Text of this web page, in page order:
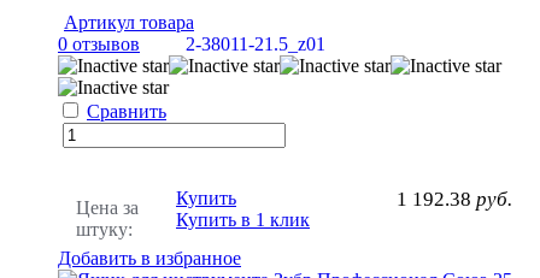
Артикул товара
2-38011-21.5_z01
0 отзывов
Сравнить
Цена за
штуку:
1 192.38 руб.
Купить
Купить в 1 клик
Добавить в избранное